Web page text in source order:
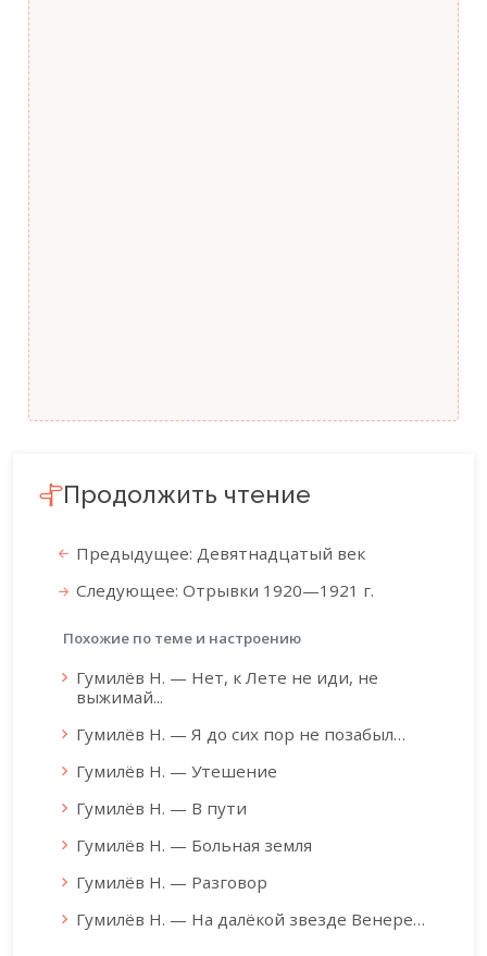
Продолжить чтение
Предыдущее: Девятнадцатый век
Следующее: Отрывки 1920—1921 г.
Похожие по теме и настроению
Гумилёв Н. — Нет, к Лете не иди, не
выжимай...
Гумилёв Н. — Я до сих пор не позабыл…
Гумилёв Н. — Утешение
Гумилёв Н. — В пути
Гумилёв Н. — Больная земля
Гумилёв Н. — Разговор
Гумилёв Н. — На далёкой звезде Венере…